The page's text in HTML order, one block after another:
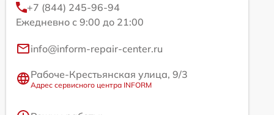
+7 (844) 245-96-94
Ежедневно с 9:00 до 21:00
info@inform-repair-center.ru
Рабоче-Крестьянская улица, 9/3
Адрес сервисного центра INFORM